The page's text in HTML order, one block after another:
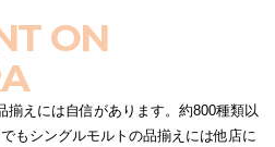
ON
揃えには自信があります。約800種類以
もシングルモルトの品揃えには他店に